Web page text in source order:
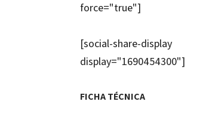
force="true"]
[social-share-display
display="1690454300"]
FICHA TÉCNICA